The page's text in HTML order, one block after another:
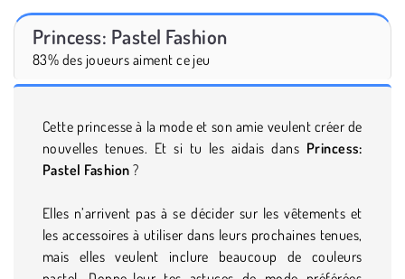
Princess: Pastel Fashion
83% des joueurs aiment ce jeu
Cette princesse à la mode et son amie veulent créer de
nouvelles tenues. Et si tu les aidais dans Princess:
Pastel Fashion ?
Elles n’arrivent pas à se décider sur les vêtements et
les accessoires à utiliser dans leurs prochaines tenues,
mais elles veulent inclure beaucoup de couleurs